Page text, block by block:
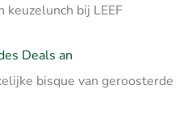
bij LEEF
Deals an
bisque van geroosterde